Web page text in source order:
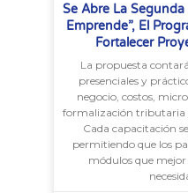
Se Abre La
Emprende”, El
Fortalecer
La propuesta
presenciales y
negocio, costos,
formalización tributaria
Cada capacitación
permitiendo que los
módulos que